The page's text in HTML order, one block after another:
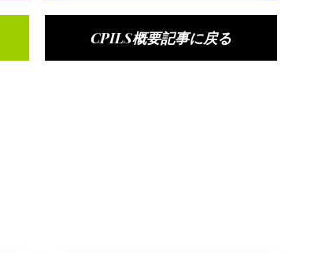
CPILS概要記事に戻る